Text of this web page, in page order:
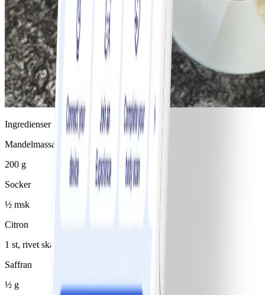
Ingredienser
Mandelmassa
200 g
Socker
½ msk
Citron
1 st, rivet skal
Saffran
½ g